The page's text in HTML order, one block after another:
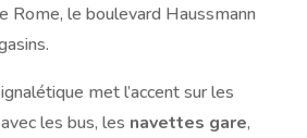
Rome, le boulevard Haussmann
met l’accent sur les
les bus, les navettes gare,